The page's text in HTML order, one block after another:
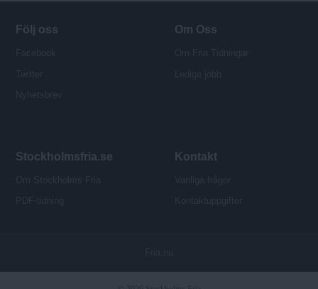
Följ oss Om Oss
Stockholmsfria.se Kontakt